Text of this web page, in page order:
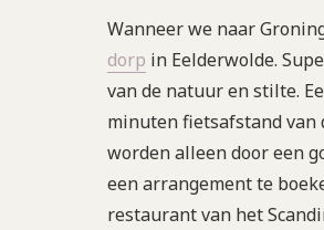
Wanneer we naar
dorp in Eelderwolde.
van de natuur en stilte.
minuten fietsafstand van
worden alleen door een
een arrangement te
restaurant van het